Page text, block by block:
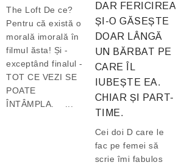
The Loft De ce?
Pentru că există o
morală imorală în
filmul ăsta! Și -
exceptând finalul -
TOT CE VEZI SE
POATE
ÎNTÂMPLA. ...
DAR FERICIREA
ȘI-O GĂSEȘTE
DOAR LÂNGĂ
UN BĂRBAT PE
CARE ÎL
IUBEȘTE EA.
CHIAR ȘI PART-
TIME.
Cei doi D care le
fac pe femei să
scrie îmi fabulos